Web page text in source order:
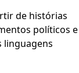
de histórias
políticos e
linguagens